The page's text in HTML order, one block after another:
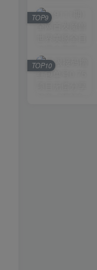
TOP9
TOP10